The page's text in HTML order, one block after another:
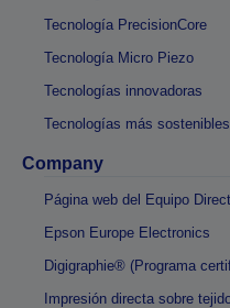
Tecnología PrecisionCore
Tecnología Micro Piezo
Tecnologías innovadoras
Tecnologías más sostenibles
Company
Página web del Equipo
Epson Europe Electronics
Digigraphie® (Programa
Impresión directa sobre